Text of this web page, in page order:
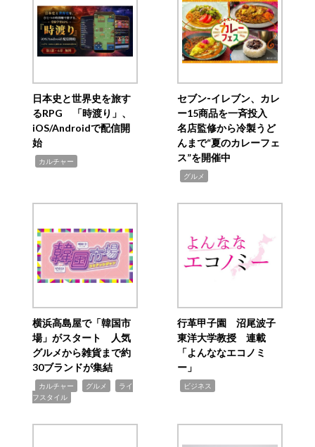
日本史と世界史を旅す
るRPG 「時渡り」、
iOS/Androidで配信開
始
カルチャー
セブン‐イレブン、カレ
ー15商品を一斉投入
名店監修から冷製うど
んまで“夏のカレーフェ
ス”を開催中
グルメ
横浜高島屋で「韓国市
場」がスタート 人気
グルメから雑貨まで約
30ブランドが集結
カルチャー グルメ
ライ
フスタイル
行革甲子園 沼尾波子
東洋大学教授 連載
「よんななエコノミ
ー」
ビジネス